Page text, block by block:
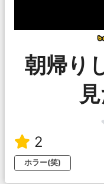
朝帰り
2
ホラー(笑)